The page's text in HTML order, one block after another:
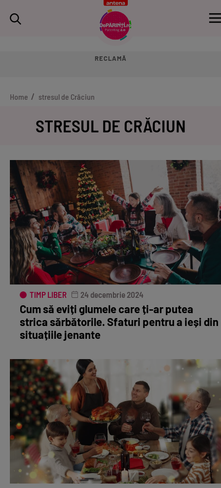
RECLAMĂ
Home stresul de Crăciun
STRESUL DE CRĂCIUN
TIMP LIBER 24 decembrie 2024
Cum să eviți glumele care ți-ar putea
strica sărbătorile. Sfaturi pentru a ieși din
situațiile jenante